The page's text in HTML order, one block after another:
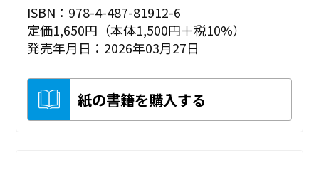
ISBN：978-4-487-81912-6
定価1,650円（本体1,500円＋税10%）
発売年月日：2026年03月27日
紙の書籍を購入する